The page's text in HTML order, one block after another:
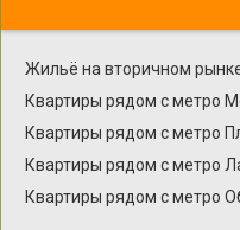
Жильё на вторичном
Квартиры рядом с метро
Квартиры рядом с метро
Квартиры рядом с метро
Квартиры рядом с метро